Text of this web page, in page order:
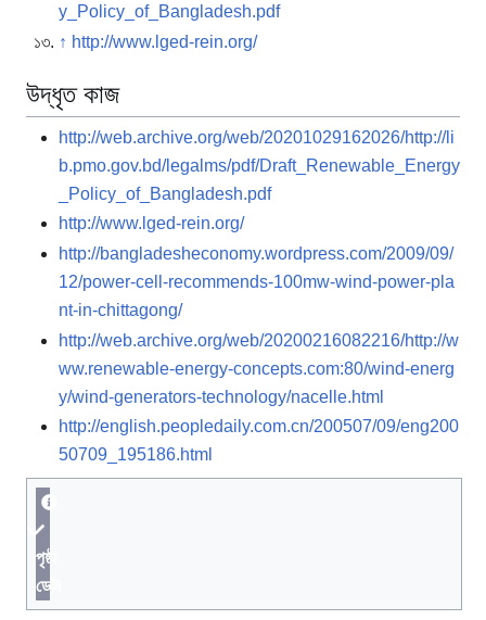
y_Policy_of_Bangladesh.pdf
↑ http://www.lged-rein.org/
উদ্ধৃত কাজ
http://web.archive.org/web/20201029162026/http://li
b.pmo.gov.bd/legalms/pdf/Draft_Renewable_Energy
_Policy_of_Bangladesh.pdf
http://www.lged-rein.org/
http://bangladesheconomy.wordpress.com/2009/09/
12/power-cell-recommends-100mw-wind-power-pla
nt-in-chittagong/
http://web.archive.org/web/20200216082216/http://w
ww.renewable-energy-concepts.com:80/wind-energ
y/wind-generators-technology/nacelle.html
http://english.peopledaily.com.cn/200507/09/eng200
50709_195186.html
পৃষ্ঠা
ডেটা